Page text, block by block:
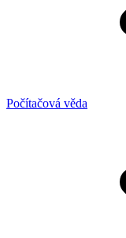
Počítačová věda